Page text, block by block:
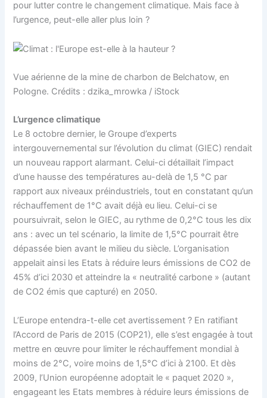
pour lutter contre le changement climatique. Mais face à
l’urgence, peut-elle aller plus loin ?
Vue aérienne de la mine de charbon de Belchatow, en
Pologne. Crédits : dzika_mrowka / iStock
L’urgence climatique
Le 8 octobre dernier, le Groupe d’experts
intergouvernemental sur l’évolution du climat (GIEC) rendait
un nouveau rapport alarmant. Celui-ci détaillait l’impact
d’une hausse des températures au-delà de 1,5 °C par
rapport aux niveaux préindustriels, tout en constatant qu’un
réchauffement de 1°C avait déjà eu lieu. Celui-ci se
poursuivrait, selon le GIEC, au rythme de 0,2°C tous les dix
ans : avec un tel scénario, la limite de 1,5°C pourrait être
dépassée bien avant le milieu du siècle. L’organisation
appelait ainsi les Etats à réduire leurs émissions de CO2 de
45% d’ici 2030 et atteindre la « neutralité carbone » (autant
de CO2 émis que capturé) en 2050.
L’Europe entendra-t-elle cet avertissement ? En ratifiant
l’Accord de Paris de 2015 (COP21), elle s’est engagée à tout
mettre en œuvre pour limiter le réchauffement mondial à
moins de 2°C, voire moins de 1,5°C d’ici à 2100. Et dès
2009, l’Union européenne adoptait le « paquet 2020 »,
engageant les Etats membres à réduire leurs émissions de